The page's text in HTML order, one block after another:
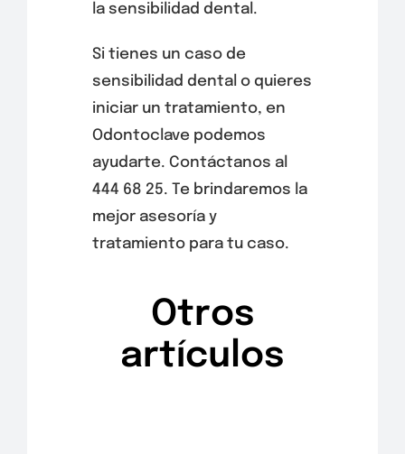
la sensibilidad dental.
Si tienes un caso de
sensibilidad dental o quieres
iniciar un tratamiento, en
Odontoclave podemos
ayudarte. Contáctanos al
444 68 25. Te brindaremos la
mejor asesoría y
tratamiento para tu caso.
Otros
artículos